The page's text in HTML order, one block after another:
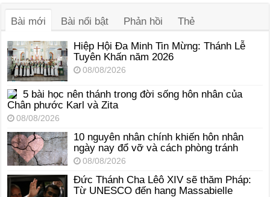
Bài mới Bài nổi bật Phản hồi Thẻ
Hiệp Hội Đa Minh Tin Mừng: Thánh Lễ
Tuyên Khấn năm 2026
08/08/2026
5 bài học nên thánh trong đời sống hôn nhân của
Chân phước Karl và Zita
08/08/2026
10 nguyên nhân chính khiến hôn nhân
ngày nay đổ vỡ và cách phòng tránh
08/08/2026
Đức Thánh Cha Lêô XIV sẽ thăm Pháp:
Từ UNESCO đến hang Massabielle